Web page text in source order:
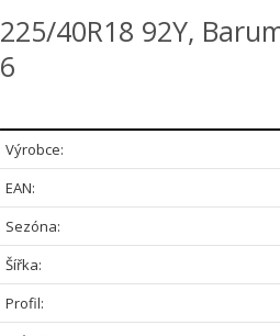
225/40R18 92Y,
6
Výrobce:
EAN:
Sezóna:
Šířka:
Profil: